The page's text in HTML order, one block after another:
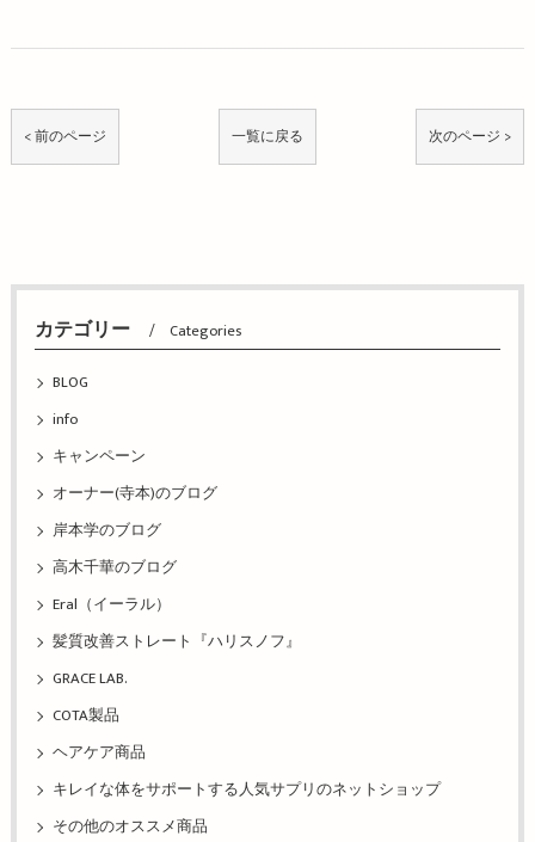
< 前のページ 一覧に戻る 次のページ >
カテゴリー Categories
BLOG
info
キャンペーン
オーナー(寺本)のブログ
岸本学のブログ
高木千華のブログ
Eral（イーラル）
髪質改善ストレート『ハリスノフ』
GRACE LAB.
COTA製品
ヘアケア商品
キレイな体をサポートする人気サプリのネットショップ
その他のオススメ商品